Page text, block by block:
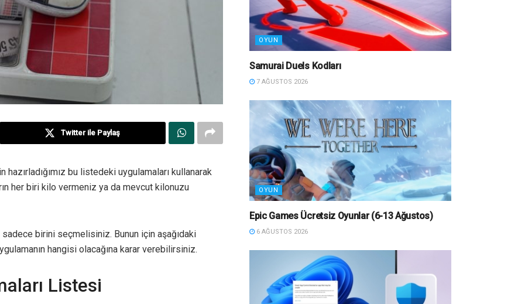
Twitter ile Paylaş
hazırladığımız bu listedeki uygulamaları kullanarak
her biri kilo vermeniz ya da mevcut kilonuzu
sadece birini seçmelisiniz. Bunun için aşağıdaki
hangisi olacağına karar verebilirsiniz.
Listesi
OYUN
Samurai Duels Kodları
7 AĞUSTOS 2026
OYUN
Epic Games Ücretsiz Oyunlar (6-13 Ağustos)
6 AĞUSTOS 2026